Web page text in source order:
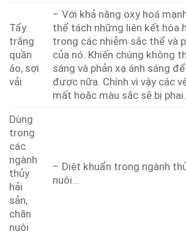
Tẩy
trắng
quần
áo, sợi
vải
– Với khả năng oxy hoá
thể tách những liên kết hóa
trong các nhiễm sắc thể và
của nó. Khiến chúng không
sáng và phản xạ ánh sáng
được nữa. Chính vì vậy các
mất hoặc màu sắc sẽ bị phai.
Dùng
trong
các
ngành
thủy
hải
sản,
chăn
nuôi
– Diệt khuẩn trong ngành
nuôi…